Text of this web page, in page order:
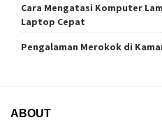
Cara Mengatasi Komputer
Laptop Cepat
Pengalaman Merokok di
ABOUT